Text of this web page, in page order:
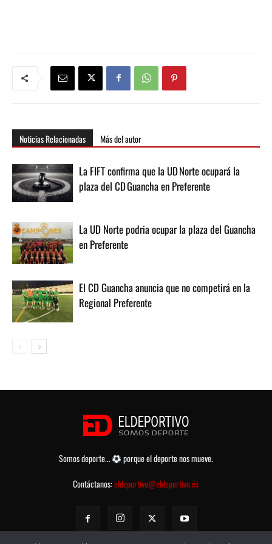
Noticias Relacionadas Más del autor
La FIFT confirma que la UD Norte ocupará la
plaza del CD Guancha en Preferente
La UD Norte podria ocupar la plaza del Guancha
en Preferente
El CD Guancha anuncia que no competirá en la
Regional Preferente
Somos deporte...
porque el deporte nos mueve.
Contáctanos:eldeportivo@eldeportivo.es